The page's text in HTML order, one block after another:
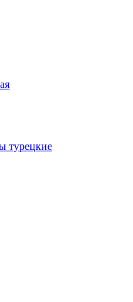
турецкие